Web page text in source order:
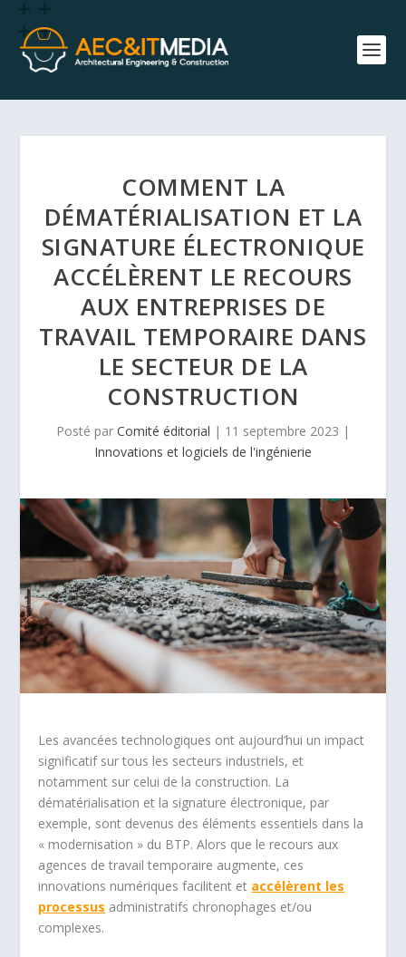
COMMENT LA
DÉMATÉRIALISATION ET LA
SIGNATURE ÉLECTRONIQUE
ACCÉLÈRENT LE RECOURS
AUX ENTREPRISES DE
TRAVAIL TEMPORAIRE DANS
LE SECTEUR DE LA
CONSTRUCTION
Posté par Comité éditorial | 11 septembre 2023 |
Innovations et logiciels de l'ingénierie
Les avancées technologiques ont aujourd’hui un impact
significatif sur tous les secteurs industriels, et
notamment sur celui de la construction. La
dématérialisation et la signature électronique, par
exemple, sont devenus des éléments essentiels dans la
« modernisation » du BTP. Alors que le recours aux
agences de travail temporaire augmente, ces
innovations numériques facilitent et accélèrent les
processus administratifs chronophages et/ou
complexes.